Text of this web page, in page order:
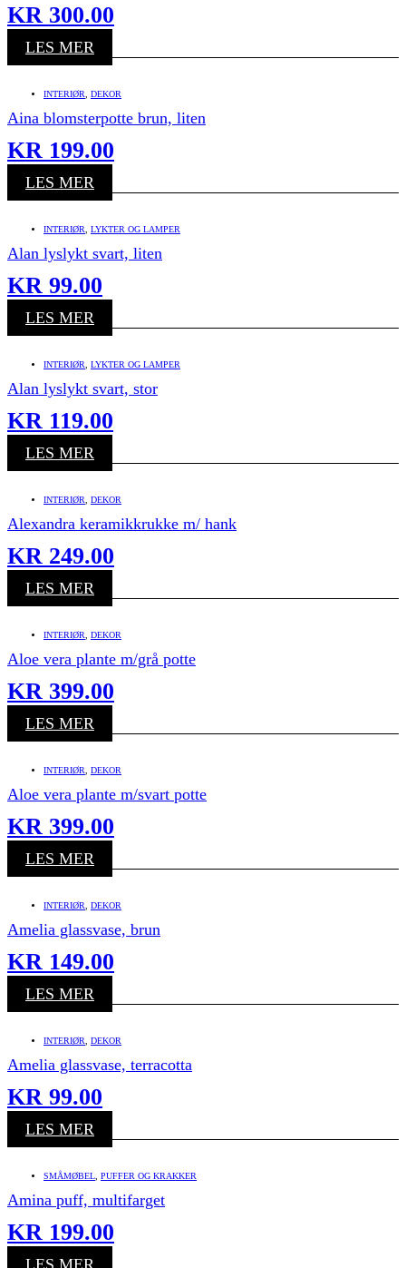
KR 300.00
LES MER
INTERIØR DEKOR
Aina blomsterpotte brun, liten
KR 199.00
LES MER
INTERIØR LYKTER OG LAMPER
Alan lyslykt svart, liten
KR 99.00
LES MER
INTERIØR LYKTER OG LAMPER
Alan lyslykt svart, stor
KR 119.00
LES MER
INTERIØR DEKOR
Alexandra keramikkrukke m/ hank
KR 249.00
LES MER
INTERIØR DEKOR
Aloe vera plante m/grå potte
KR 399.00
LES MER
INTERIØR DEKOR
Aloe vera plante m/svart potte
KR 399.00
LES MER
INTERIØR DEKOR
Amelia glassvase, brun
KR 149.00
LES MER
INTERIØR DEKOR
Amelia glassvase, terracotta
KR 99.00
LES MER
SMÅMØBEL PUFFER OG KRAKKER
Amina puff, multifarget
KR 199.00
LES MER